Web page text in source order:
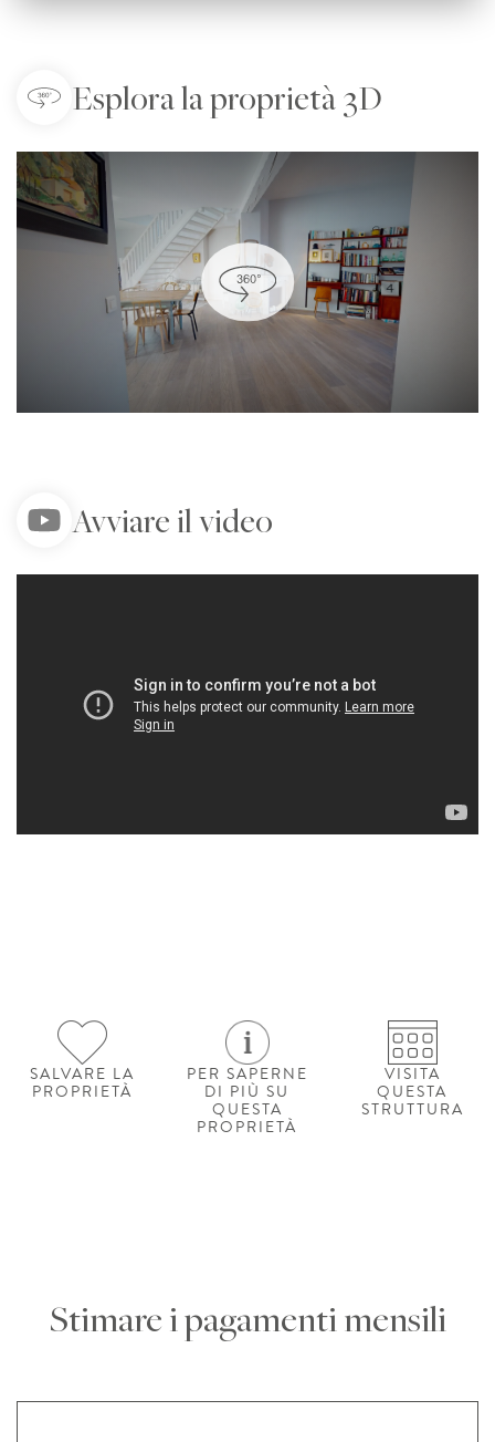
Esplora la proprietà 3D
Avviare il video
SALVARE LA
PROPRIETÀ
PER SAPERNE
DI PIÙ SU
QUESTA
PROPRIETÀ
VISITA
QUESTA
STRUTTURA
Stimare i pagamenti mensili